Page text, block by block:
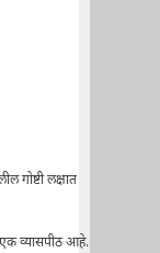
गोष्टी लक्षात
व्यासपीठ आहे.